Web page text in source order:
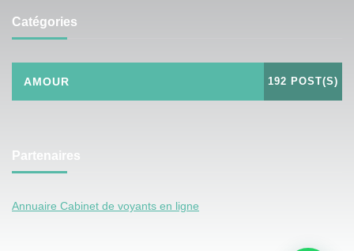
Catégories
AMOUR 192 POST(S)
Partenaires
Annuaire Cabinet de voyants en ligne